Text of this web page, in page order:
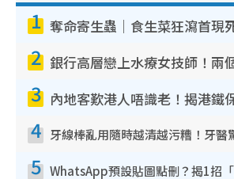
1
2
3
4
5